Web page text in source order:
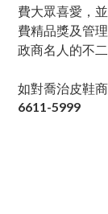
費大眾喜愛，
費精品獎及管
政商名人的不
如對喬治皮鞋
6611-5999